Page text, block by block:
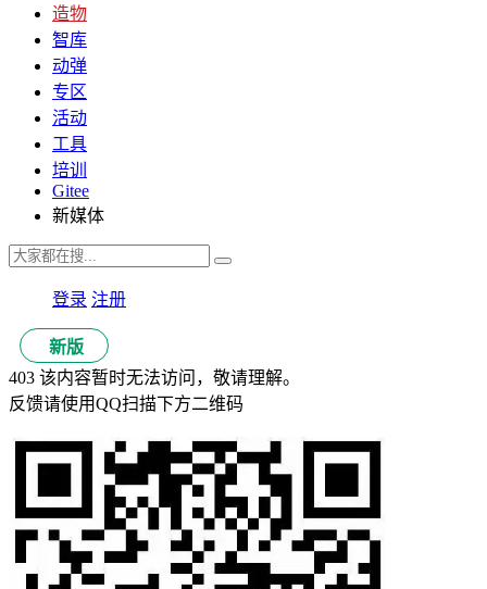
造物
智库
动弹
专区
活动
工具
培训
Gitee
新媒体
登录 注册
新版
403 该内容暂时无法访问，敬请理解。
反馈请使用QQ扫描下方二维码